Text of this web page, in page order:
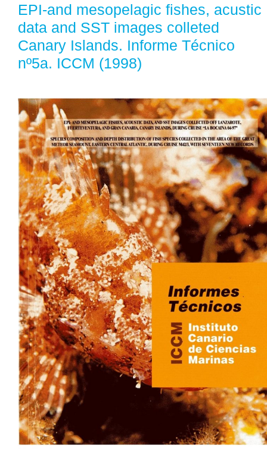
EPI-and mesopelagic fishes, acustic
data and SST images colleted
Canary Islands. Informe Técnico
nº5a. ICCM (1998)